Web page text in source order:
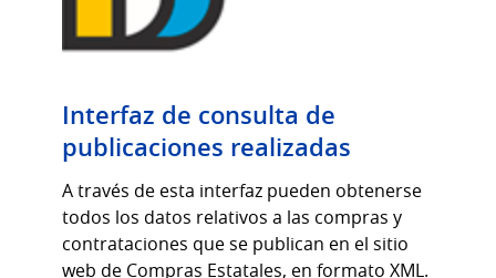
Interfaz de consulta de
publicaciones realizadas
A través de esta interfaz pueden obtenerse
todos los datos relativos a las compras y
contrataciones que se publican en el sitio
web de Compras Estatales, en formato XML.